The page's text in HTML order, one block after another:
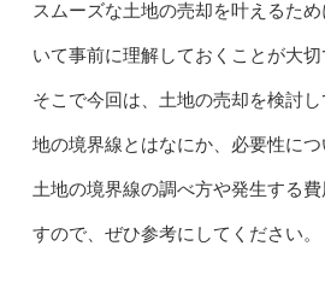
スムーズな土地の売却を叶えるた
いて事前に理解しておくことが大切
そこで今回は、土地の売却を検討
地の境界線とはなにか、必要性につ
土地の境界線の調べ方や発生する
すので、ぜひ参考にしてください。